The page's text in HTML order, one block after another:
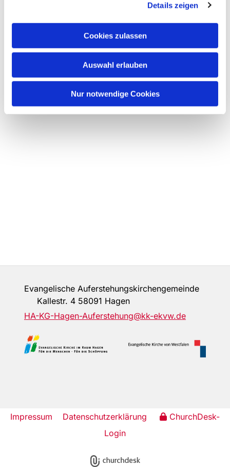
Details zeigen
Cookies zulassen
Auswahl erlauben
Nur notwendige Cookies
Evangelische Auferstehungskirchengemeinde
Kallestr. 4 58091 Hagen
HA-KG-Hagen-Auferstehung@kk-ekvw.de
Impressum Datenschutzerklärung
ChurchDesk-
Login